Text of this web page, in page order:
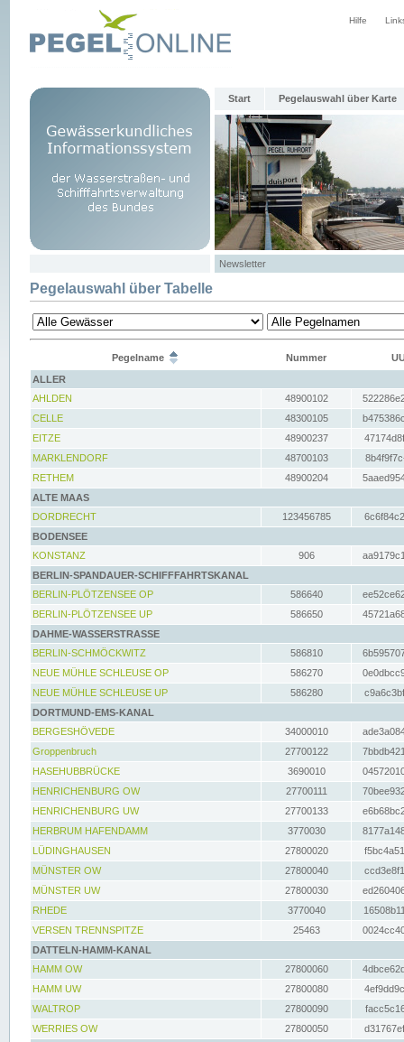
Hilfe
Start Pegelauswahl über Karte
Newsletter
Pegelauswahl über Tabelle
Pegelname Nummer
ALLER
AHLDEN
48900102
CELLE
48300105
EITZE
48900237
MARKLENDORF
48700103
RETHEM
48900204
ALTE MAAS
DORDRECHT
123456785
BODENSEE
KONSTANZ
906
BERLIN-SPANDAUER-SCHIFFFAHRTSKANAL
BERLIN-PLÖTZENSEE OP
586640
BERLIN-PLÖTZENSEE UP
586650
DAHME-WASSERSTRASSE
BERLIN-SCHMÖCKWITZ
586810
NEUE MÜHLE SCHLEUSE OP
586270
NEUE MÜHLE SCHLEUSE UP
586280
DORTMUND-EMS-KANAL
BERGESHÖVEDE
34000010
Groppenbruch
27700122
HASEHUBBRÜCKE
3690010
HENRICHENBURG OW
27700111
HENRICHENBURG UW
27700133
HERBRUM HAFENDAMM
3770030
LÜDINGHAUSEN
27800020
MÜNSTER OW
27800040
MÜNSTER UW
27800030
RHEDE
3770040
VERSEN TRENNSPITZE
25463
DATTELN-HAMM-KANAL
HAMM OW
27800060
HAMM UW
27800080
WALTROP
27800090
WERRIES OW
27800050